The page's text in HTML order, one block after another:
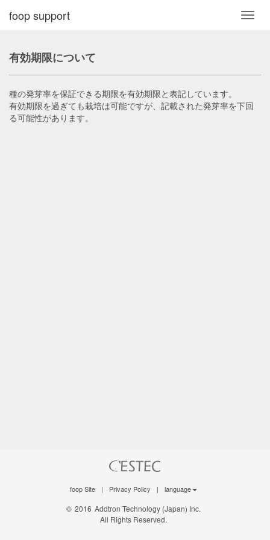
foop support
有効期限について
種の発芽率を保証できる期限を有効期限と表記しています。
有効期限を過ぎても栽培は可能ですが、記載された発芽率を下回
る可能性があります。
foop Site | Privacy Policy | language
© 2016 Addtron Technology (Japan) Inc.
All Rights Reserved.